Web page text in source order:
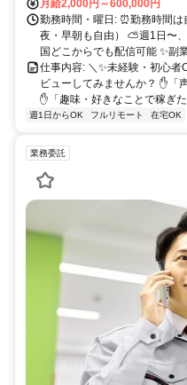
月給2,000円～600,000円
勤務時間・曜日: ⏰勤務時間
夜・早朝も自由） ⛅週1日〜
国どこからでも配信可能 ✨副
仕事内容: ＼✨未経験・初心者
ビューしてみませんか？ ✋「
✋「趣味・好きなことで稼ぎ
週1日からOK フルリモート 在宅OK
業務委託